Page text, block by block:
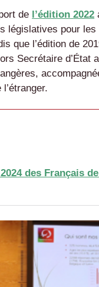
de l’édition 2022
législatives pour
que l’édition de
Secrétaire d’État
des Français